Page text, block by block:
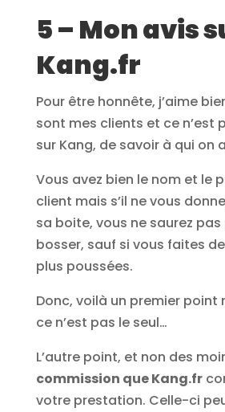
5 – Mon avis
Kang.fr
Pour être honnête, j’aime
sont mes clients et ce n’est
sur Kang, de savoir à qui on
Vous avez bien le nom et le
client mais s’il ne vous
sa boite, vous ne saurez
bosser, sauf si vous faites
plus poussées.
Donc, voilà un premier point
ce n’est pas le seul…
L’autre point, et non des
commission que Kang.fr
votre prestation. Celle-ci